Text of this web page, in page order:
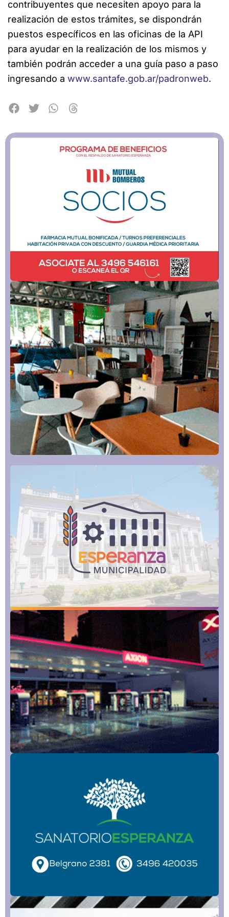
contribuyentes que necesiten apoyo para la
realización de estos trámites, se dispondrán
puestos específicos en las oficinas de la API
para ayudar en la realización de los mismos y
también podrán acceder a una guía paso a paso
ingresando a www.santafe.gob.ar/padronweb.